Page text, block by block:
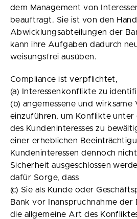
dem Management von
beauftragt. Sie ist von den
Abwicklungsabteilungen der
kann ihre Aufgaben dadurch
weisungsfrei ausüben.
Compliance ist verpflichtet,
(a) Interessenkonflikte zu
(b) angemessene und wirksame
einzuführen, um Konflikte
des Kundeninteresses zu
einer erheblichen
Kundeninteressen dennoch
Sicherheit ausgeschlossen
dafür Sorge, dass
(c) Sie als Kunde oder
Bank vor Inanspruchnahme der
die allgemeine Art des